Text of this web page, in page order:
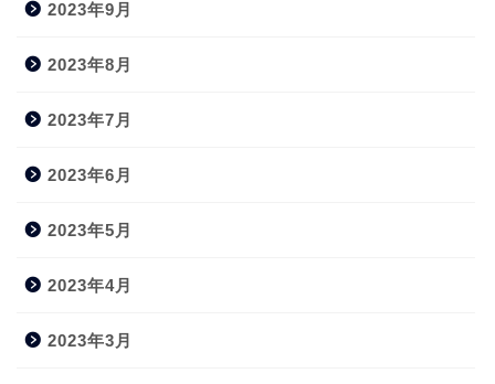
2023年9月
2023年8月
2023年7月
2023年6月
2023年5月
2023年4月
2023年3月